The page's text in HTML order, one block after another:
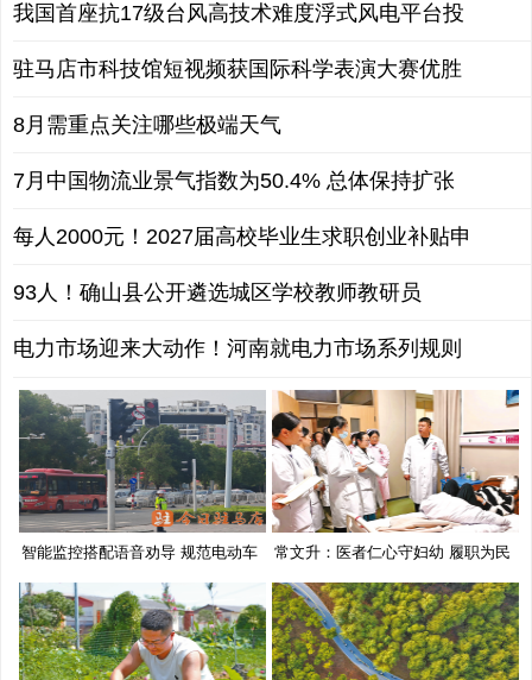
我国首座抗17级台风高技术难度浮式风电平台投
驻马店市科技馆短视频获国际科学表演大赛优胜
8月需重点关注哪些极端天气
7月中国物流业景气指数为50.4% 总体保持扩张
每人2000元！2027届高校毕业生求职创业补贴申
93人！确山县公开遴选城区学校教师教研员
电力市场迎来大动作！河南就电力市场系列规则
智能监控搭配语音劝导 规范电动车 常文升：医者仁心守妇幼 履职为民